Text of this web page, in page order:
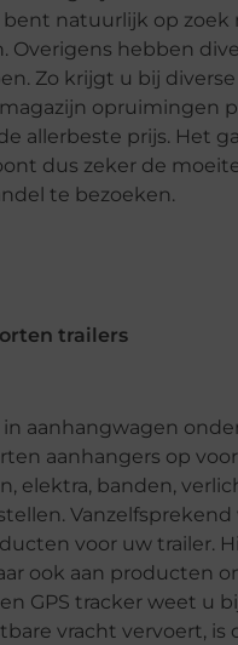
natuurlijk op zoek
Overigens hebben
Zo krijgt u bij
opruimingen
allerbeste prijs. Het
dus zeker de
te bezoeken.
trailers
aanhangwagen
aanhangers op
elektra, banden,
voor uw trailer.
ook aan producten
GPS tracker weet u
vracht vervoert,